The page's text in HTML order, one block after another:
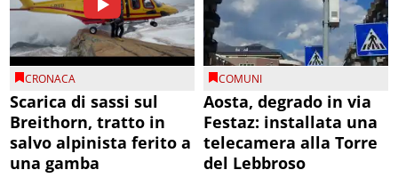
CRONACA
Scarica di sassi sul
Breithorn, tratto in
salvo alpinista ferito a
una gamba
COMUNI
Aosta, degrado in via
Festaz: installata una
telecamera alla Torre
del Lebbroso